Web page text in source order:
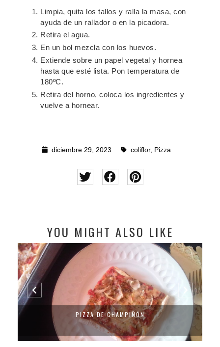
Limpia, quita los tallos y ralla la masa, con
ayuda de un rallador o en la picadora.
Retira el agua.
En un bol mezcla con los huevos.
Extiende sobre un papel vegetal y hornea
hasta que esté lista. Pon temperatura de
180ºC.
Retira del horno, coloca los ingredientes y
vuelve a hornear.
diciembre 29, 2023 coliflor, Pizza
YOU MIGHT ALSO LIKE
PIZZA DE CHAMPIÑÓN